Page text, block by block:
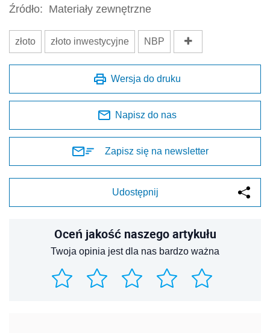
Źródło: Materiały zewnętrzne
złoto złoto inwestycyjne NBP
Wersja do druku
Napisz do nas
Zapisz się na newsletter
Udostępnij
Oceń jakość naszego artykułu
Twoja opinia jest dla nas bardzo ważna